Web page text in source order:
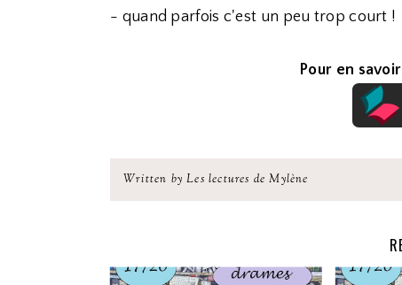
- quand parfois c'est un peu trop court !
Pour en
Written by Les lectures de Mylène